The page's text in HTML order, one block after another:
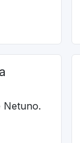
Netuno.